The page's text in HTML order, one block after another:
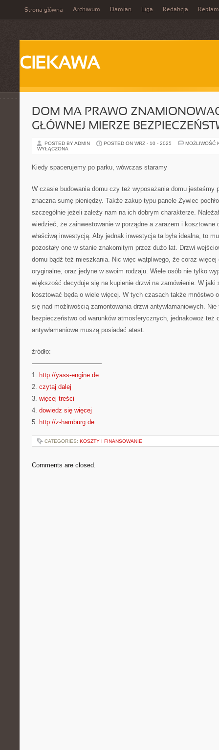
Strona główna Archiwum Damian Liga Redakcja
CIEKAWA
DOM MA PRAWO
GŁÓWNEJ MIERZE
POSTED BY ADMIN POSTED ON WRZ - 10 - 2025
MOŻLIWOŚĆ
WYŁĄCZONA
Kiedy spacerujemy po parku, wówczas staramy
W czasie budowania domu czy też wyposażania domu jesteśmy
znaczną sumę pieniędzy. Także zakup typu panele Żywiec
szczególnie jeżeli zależy nam na ich dobrym charakterze.
wiedzieć, że zainwestowanie w porządne a zarazem i kosztowne
właściwą inwestycją. Aby jednak inwestycja ta była idealna, to
pozostały one w stanie znakomitym przez dużo lat. Drzwi
domu bądź też mieszkania. Nic więc wątpliwego, że coraz więcej
oryginalne, oraz jedyne w swoim rodzaju. Wiele osób nie tylko
większość decyduje się na kupienie drzwi na zamówienie. W jaki
kosztować będą o wiele więcej. W tych czasach także mnóstwo
się nad możliwością zamontowania drzwi antywłamaniowych.
bezpieczeństwo od warunków atmosferycznych, jednakowoż też
antywłamaniowe muszą posiadać atest.
źródło:
———————————
1. http://yass-engine.de
2. czytaj dalej
3. więcej treści
4. dowiedz się więcej
5. http://z-hamburg.de
CATEGORIES: KOSZTY I FINANSOWANIE
Comments are closed.